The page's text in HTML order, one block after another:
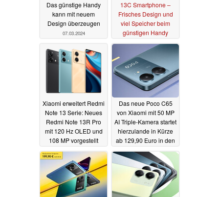
Das günstige Handy
kann mit neuem
Design überzeugen
07.03.2024
13C Smartphone –
Frisches Design und
viel Speicher beim
günstigen Handy
04.03.2024
Xiaomi erweitert Redmi
Note 13 Serie: Neues
Redmi Note 13R Pro
mit 120 Hz OLED und
108 MP vorgestellt
20.11.2023
Das neue Poco C65
von Xiaomi mit 50 MP
AI Triple-Kamera startet
hierzulande in Kürze
ab 129,90 Euro in den
Verkauf13.11.2023